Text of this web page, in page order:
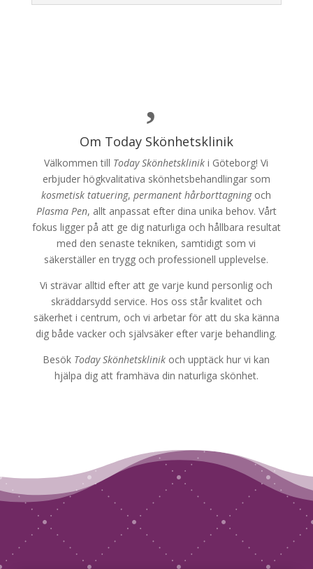
Om Today Skönhetsklinik
Välkommen till Today Skönhetsklinik i Göteborg! Vi
erbjuder högkvalitativa skönhetsbehandlingar som
kosmetisk tatuering,permanent hårborttagningoch
Plasma Pen, allt anpassat efter dina unika behov. Vårt
fokus ligger på att ge dig naturliga och hållbara resultat
med den senaste tekniken, samtidigt som vi
säkerställer en trygg och professionell upplevelse.
Vi strävar alltid efter att ge varje kund personlig och
skräddarsydd service. Hos oss står kvalitet och
säkerhet i centrum, och vi arbetar för att du ska känna
dig både vacker och självsäker efter varje behandling.
Besök Today Skönhetsklinik och upptäck hur vi kan
hjälpa dig att framhäva din naturliga skönhet.